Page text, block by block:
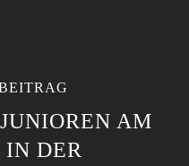
AM
IN DER